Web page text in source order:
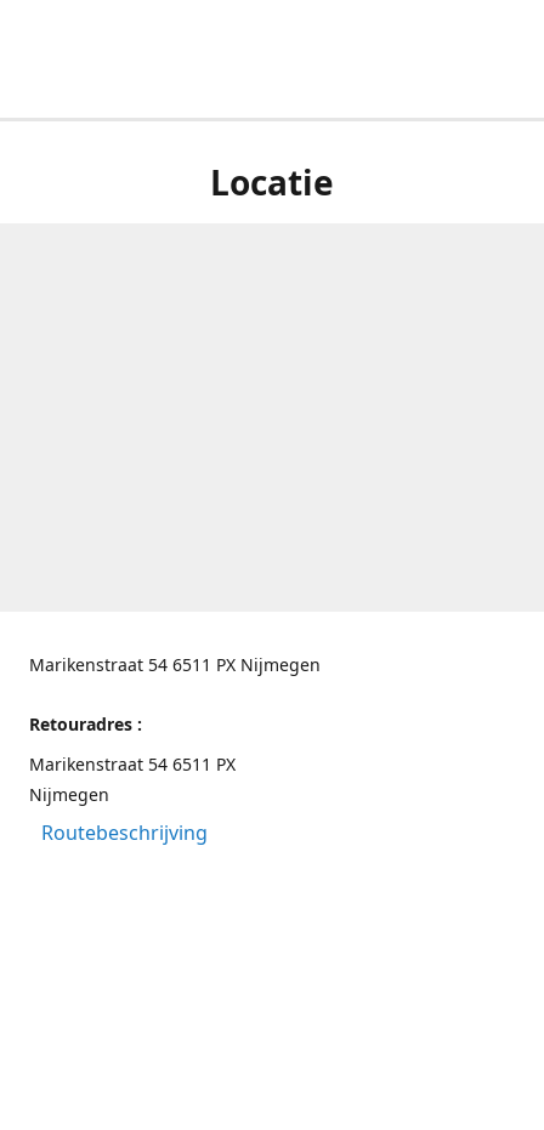
Locatie
Marikenstraat 54 6511 PX Nijmegen
Retouradres :
Marikenstraat 54 6511 PX
Nijmegen
Routebeschrijving